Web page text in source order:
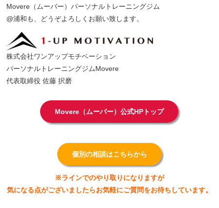
Movere（ムーバー）パーソナルトレーニングジム
@浦和も、どうぞよろしくお願い致します。
株式会社ワンアップモチベーション
パーソナルトレーニングジムMovere
代表取締役 佐藤 択磨
Movere（ムーバー）公式HPトップ
個別の相談はこちらから
※ラインでのやり取りになりますが
気になる点がございましたらお気軽にご質問をお待ちしています。